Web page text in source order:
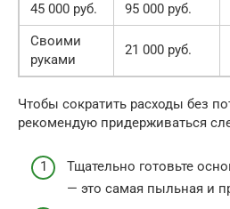
45 000 руб.
95 000 руб.
Своими
руками
21 000 руб.
Чтобы сократить расходы без
рекомендую придерживаться
Тщательно готовьте
— это самая пыльная и